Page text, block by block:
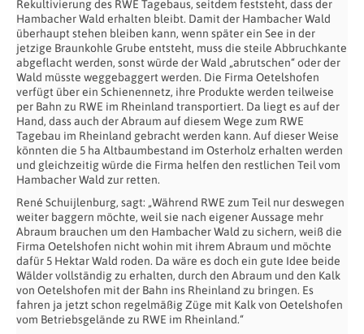
Rekultivierung des RWE Tagebaus, seitdem feststeht, dass der
Hambacher Wald erhalten bleibt. Damit der Hambacher Wald
überhaupt stehen bleiben kann, wenn später ein See in der
jetzige Braunkohle Grube entsteht, muss die steile Abbruchkante
abgeflacht werden, sonst würde der Wald „abrutschen“ oder der
Wald müsste weggebaggert werden. Die Firma Oetelshofen
verfügt über ein Schienennetz, ihre Produkte werden teilweise
per Bahn zu RWE im Rheinland transportiert. Da liegt es auf der
Hand, dass auch der Abraum auf diesem Wege zum RWE
Tagebau im Rheinland gebracht werden kann. Auf dieser Weise
könnten die 5 ha Altbaumbestand im Osterholz erhalten werden
und gleichzeitig würde die Firma helfen den restlichen Teil vom
Hambacher Wald zur retten.
René Schuijlenburg, sagt: „Während RWE zum Teil nur deswegen
weiter baggern möchte, weil sie nach eigener Aussage mehr
Abraum brauchen um den Hambacher Wald zu sichern, weiß die
Firma Oetelshofen nicht wohin mit ihrem Abraum und möchte
dafür 5 Hektar Wald roden. Da wäre es doch ein gute Idee beide
Wälder vollständig zu erhalten, durch den Abraum und den Kalk
von Oetelshofen mit der Bahn ins Rheinland zu bringen. Es
fahren ja jetzt schon regelmäßig Züge mit Kalk von Oetelshofen
vom Betriebsgelände zu RWE im Rheinland.“